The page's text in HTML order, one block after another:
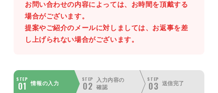
お問い合わせの内容によっては、お時間を頂戴する
場合がございます。
提案やご紹介のメールに対しましては、お返事を差
し上げられない場合がございます。
STEP
01 情報の入力
STEP
02
入力内容の
確認
STEP
03 送信完了